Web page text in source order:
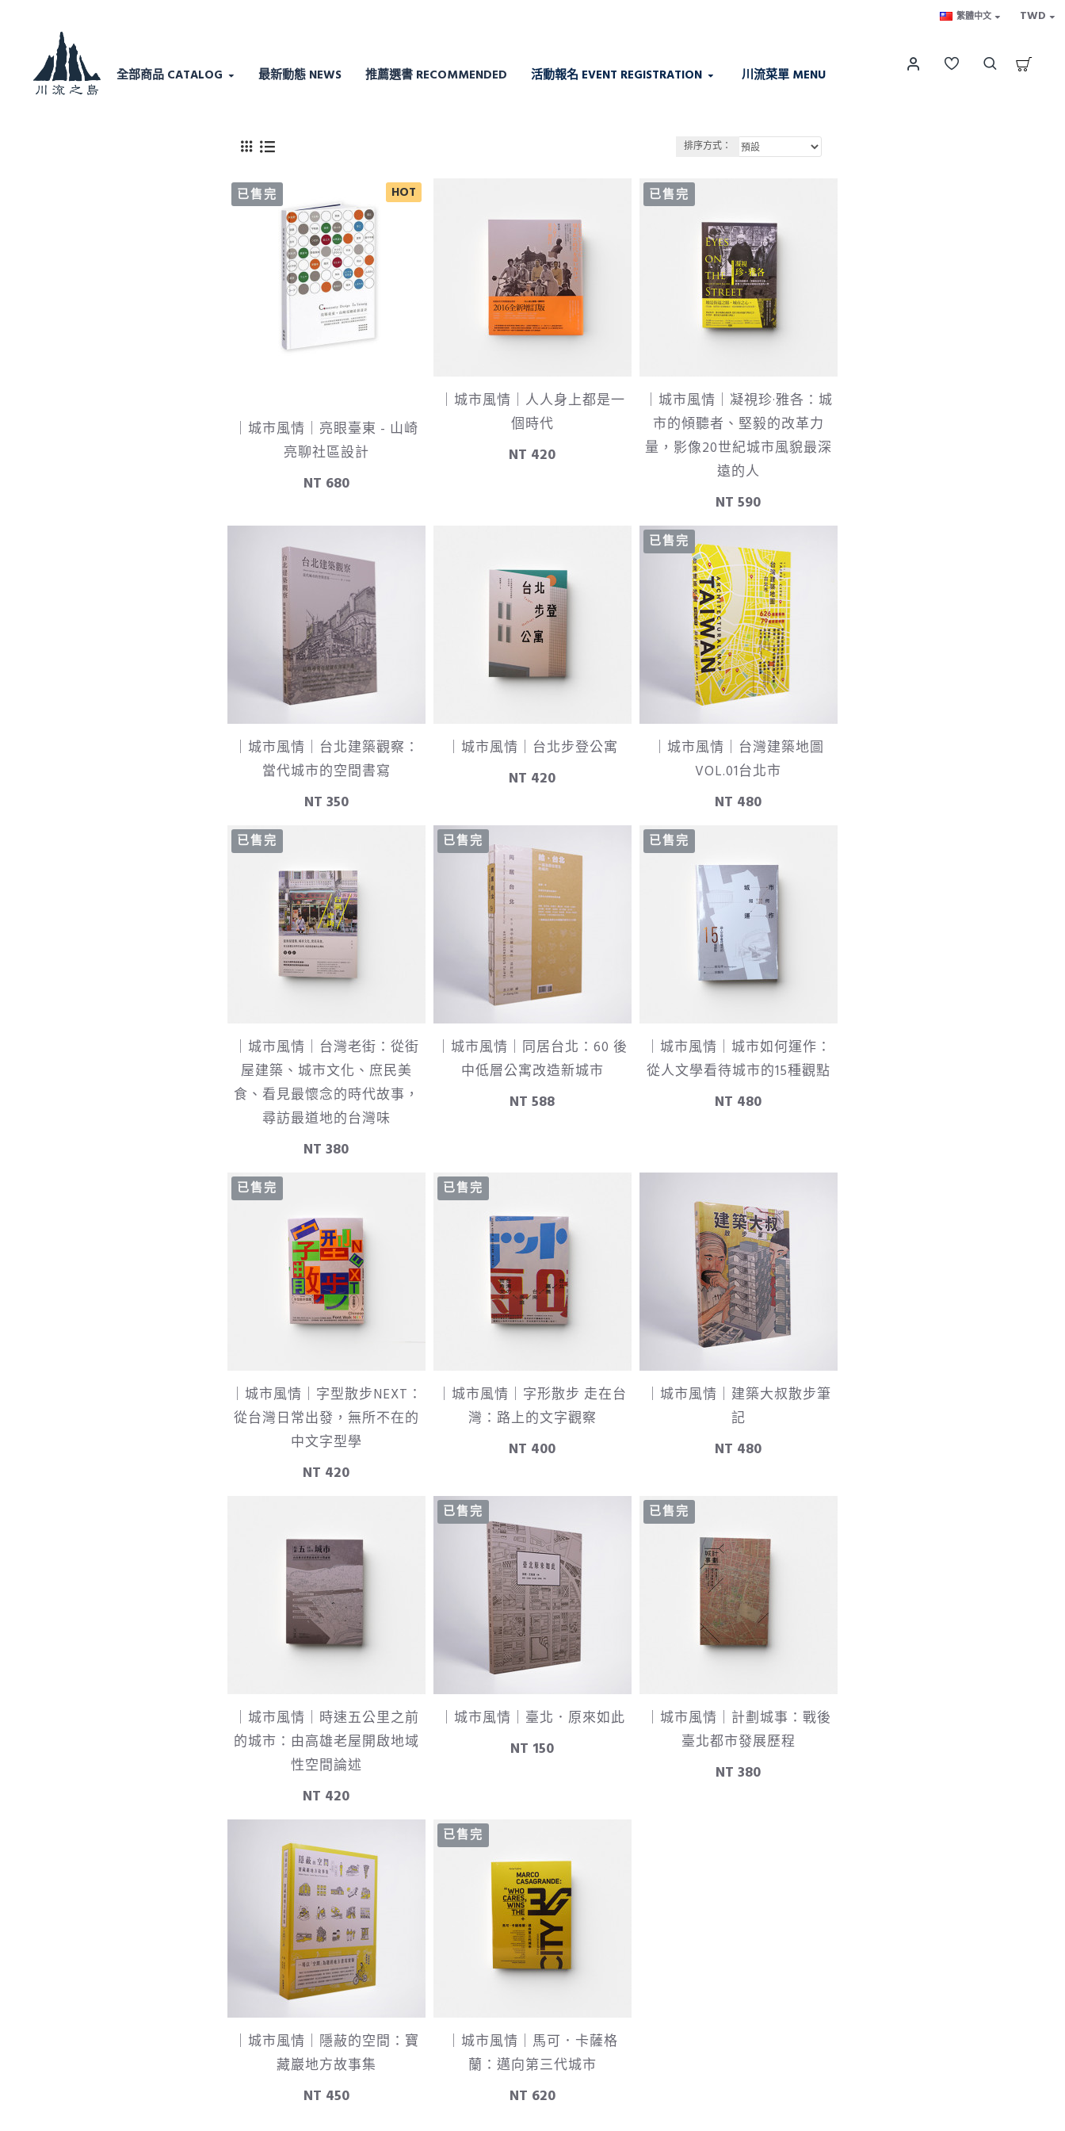
繁體中文 TWD
全部商品 CATALOG 最新動態 NEWS 推薦選書 RECOMMENDED 活動報名 EVENT REGISTRATION 川流菜單 MENU
排序方式：
HOT
已售完
｜城市風情｜亮眼臺東 - 山崎
亮聊社區設計
NT 680
｜城市風情｜人人身上都是一
個時代
NT 420
已售完
｜城市風情｜凝視珍·雅各：城
市的傾聽者、堅毅的改革力
量，影像20世紀城市風貌最深
遠的人
NT 590
｜城市風情｜台北建築觀察：
當代城市的空間書寫
NT 350
｜城市風情｜台北步登公寓
NT 420
已售完
｜城市風情｜台灣建築地圖
VOL.01台北市
NT 480
已售完
｜城市風情｜台灣老街：從街
屋建築、城市文化、庶民美
食、看見最懷念的時代故事，
尋訪最道地的台灣味
NT 380
已售完
｜城市風情｜同居台北：60 後
中低層公寓改造新城市
NT 588
已售完
｜城市風情｜城市如何運作：
從人文學看待城市的15種觀點
NT 480
已售完
｜城市風情｜字型散步NEXT：
從台灣日常出發，無所不在的
中文字型學
NT 420
已售完
｜城市風情｜字形散步 走在台
灣：路上的文字觀察
NT 400
｜城市風情｜建築大叔散步筆
記
NT 480
｜城市風情｜時速五公里之前
的城市：由高雄老屋開啟地域
性空間論述
NT 420
已售完
｜城市風情｜臺北．原來如此
NT 150
已售完
｜城市風情｜計劃城事：戰後
臺北都市發展歷程
NT 380
｜城市風情｜隱蔽的空間：寶
藏巖地方故事集
NT 450
已售完
｜城市風情｜馬可．卡薩格
蘭：邁向第三代城市
NT 620